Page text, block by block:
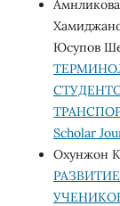
Юсупов
Scholar
Охунжон